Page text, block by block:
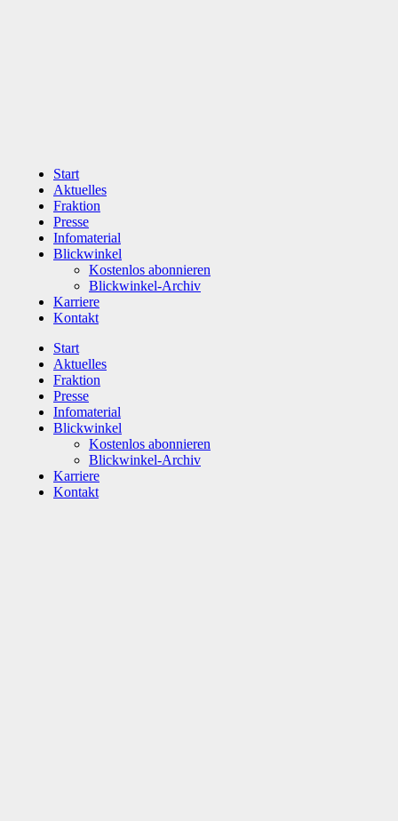
Start
Aktuelles
Fraktion
Presse
Infomaterial
Blickwinkel
Kostenlos abonnieren
Blickwinkel-Archiv
Karriere
Kontakt
Start
Aktuelles
Fraktion
Presse
Infomaterial
Blickwinkel
Kostenlos abonnieren
Blickwinkel-Archiv
Karriere
Kontakt